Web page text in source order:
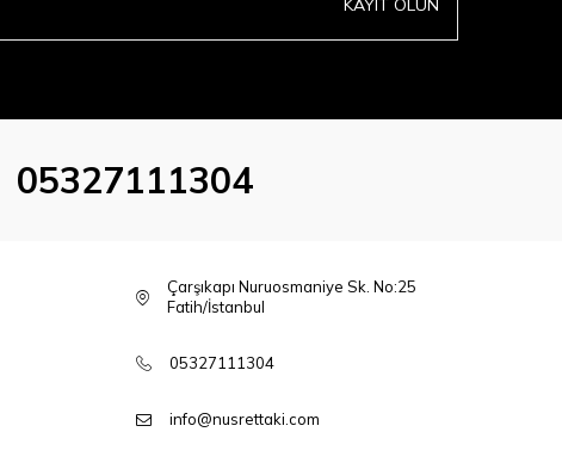
KAYIT OLUN
05327111304
Çarşıkapı Nuruosmaniye Sk. No:25
Fatih/İstanbul
05327111304
info@nusrettaki.com